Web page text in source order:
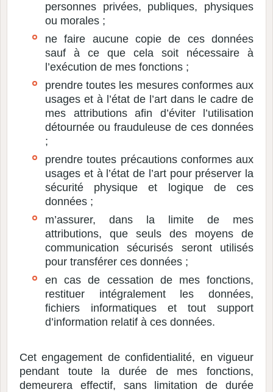
personnes privées, publiques, physiques
ou morales ;
ne faire aucune copie de ces données
sauf à ce que cela soit nécessaire à
l’exécution de mes fonctions ;
prendre toutes les mesures conformes aux
usages et à l’état de l’art dans le cadre de
mes attributions afin d’éviter l’utilisation
détournée ou frauduleuse de ces données
;
prendre toutes précautions conformes aux
usages et à l’état de l’art pour préserver la
sécurité physique et logique de ces
données ;
m’assurer, dans la limite de mes
attributions, que seuls des moyens de
communication sécurisés seront utilisés
pour transférer ces données ;
en cas de cessation de mes fonctions,
restituer intégralement les données,
fichiers informatiques et tout support
d’information relatif à ces données.
Cet engagement de confidentialité, en vigueur
pendant toute la durée de mes fonctions,
demeurera effectif, sans limitation de durée